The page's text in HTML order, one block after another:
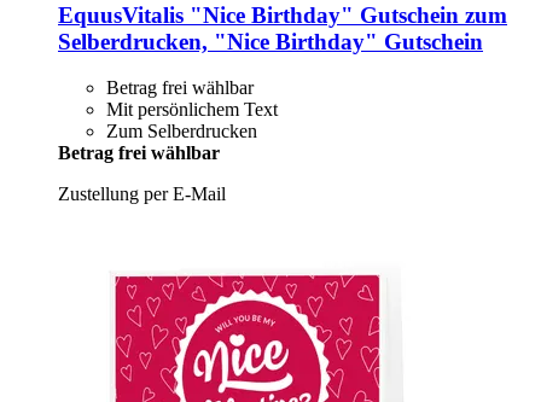
EquusVitalis "Nice Birthday" Gutschein zum
Selberdrucken, "Nice Birthday" Gutschein
Betrag frei wählbar
Mit persönlichem Text
Zum Selberdrucken
Betrag frei wählbar
Zustellung per E-Mail